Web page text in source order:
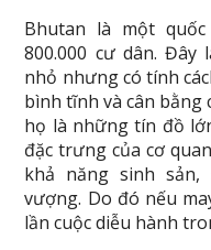
Bhutan là một
800.000 cư dân.
nhỏ nhưng có tính
bình tĩnh và cân bằng
họ là những tín đồ
đặc trưng của cơ
khả năng sinh
vượng. Do đó nếu
lần cuộc diễu hành